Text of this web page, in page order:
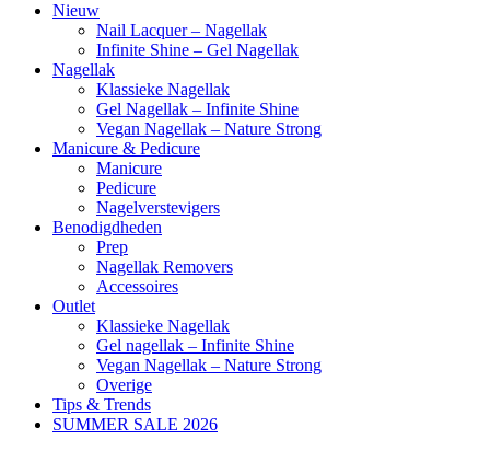
Nieuw
Nail Lacquer – Nagellak
Infinite Shine – Gel Nagellak
Nagellak
Klassieke Nagellak
Gel Nagellak – Infinite Shine
Vegan Nagellak – Nature Strong
Manicure & Pedicure
Manicure
Pedicure
Nagelverstevigers
Benodigdheden
Prep
Nagellak Removers
Accessoires
Outlet
Klassieke Nagellak
Gel nagellak – Infinite Shine
Vegan Nagellak – Nature Strong
Overige
Tips & Trends
SUMMER SALE 2026